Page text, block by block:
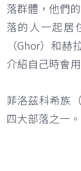
落群體，他們
落的人一起居
（Ghor）和
介紹自己時會
菲洛茲科希族
四大部落之一。